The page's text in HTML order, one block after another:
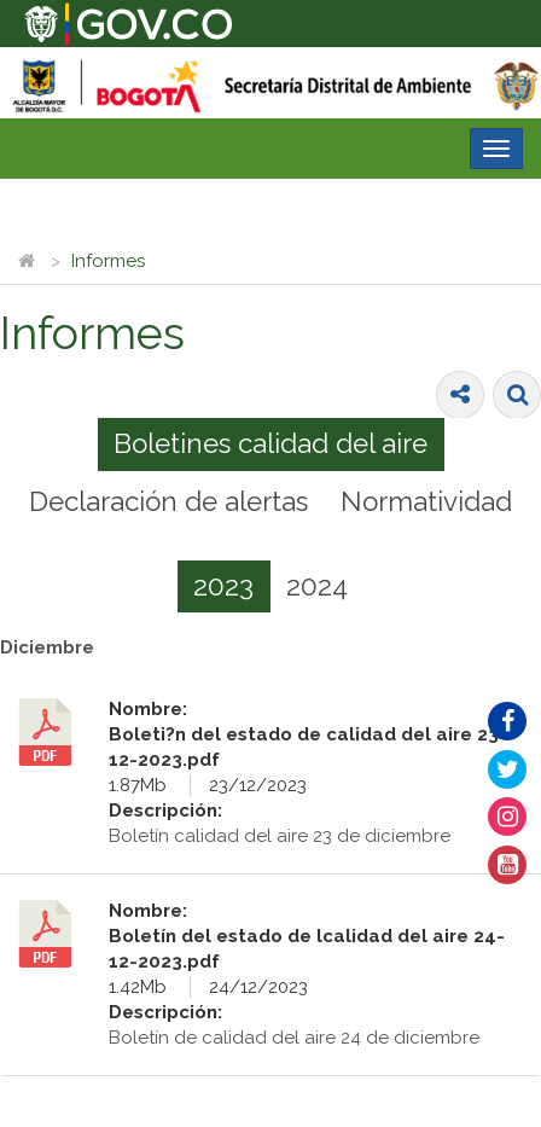
Informes
Informes
Boletines calidad del aire
Declaración de alertas
Normatividad
2023 2024
Diciembre
Nombre:
Boleti?n del estado de calidad del aire 23-
12-2023.pdf
1.87Mb
23/12/2023
Descripción:
Boletín calidad del aire 23 de diciembre
Nombre:
Boletín del estado de lcalidad del aire 24-
12-2023.pdf
1.42Mb
24/12/2023
Descripción:
Boletín de calidad del aire 24 de diciembre